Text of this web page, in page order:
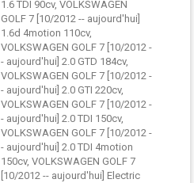
1.6 TDI 90cv, VOLKSWAGEN
GOLF 7 [10/2012 -- aujourd'hui]
1.6d 4motion 110cv,
VOLKSWAGEN GOLF 7 [10/2012 -
- aujourd'hui] 2.0 GTD 184cv,
VOLKSWAGEN GOLF 7 [10/2012 -
- aujourd'hui] 2.0 GTI 220cv,
VOLKSWAGEN GOLF 7 [10/2012 -
- aujourd'hui] 2.0 TDI 150cv,
VOLKSWAGEN GOLF 7 [10/2012 -
- aujourd'hui] 2.0 TDI 4motion
150cv, VOLKSWAGEN GOLF 7
[10/2012 -- aujourd'hui] Electric